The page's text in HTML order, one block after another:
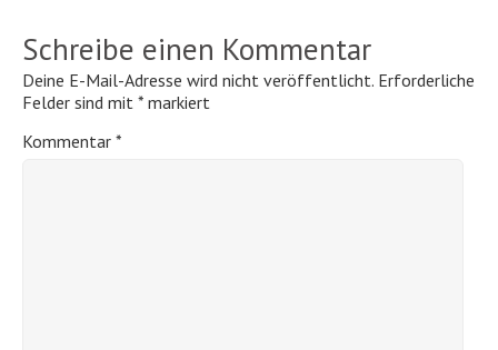
Schreibe einen Kommentar
Deine E-Mail-Adresse wird nicht veröffentlicht. Erforderliche
Felder sind mit * markiert
Kommentar *